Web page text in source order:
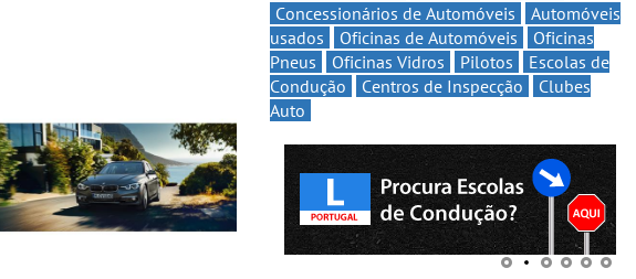
Concessionários de Automóveis
Automóveis
usados
Oficinas de Automóveis
Oficinas
Pneus
Oficinas Vidros Pilotos
Escolas de
Condução
Centros de Inspecção
Clubes
Auto